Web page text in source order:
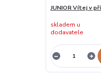
JUNIOR Vítej v
skladem u
dodavatele